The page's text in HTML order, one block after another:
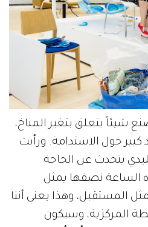
شيئاً يتعلق بتغير المناخ،
كبير حول الاستدامة. ورأيت
يتحدث عن الحاجة
الساعة نصفها يمثل
المستقبل، وهذا يعني أننا
المركزية، وسيكون